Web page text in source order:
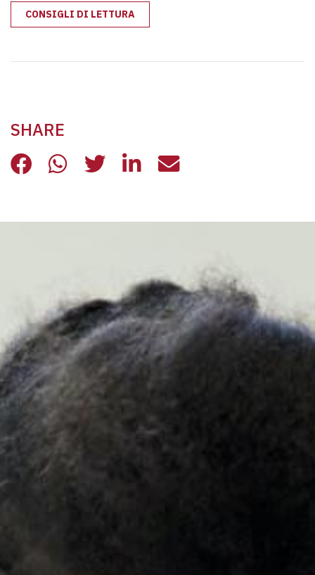
CONSIGLI DI LETTURA
SHARE
BIBLIOTECA DEL CONFINE: I
BIBLIOTECA DEL CONFINE: I
BIBLIOTECA DEL
BIBLIOTECA DEL
BIBLIOTECA